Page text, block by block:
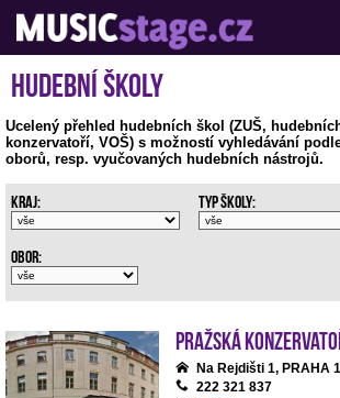
S muzikanty pro muzikanty
Hudební školy
Ucelený přehled hudebních škol (ZUŠ,
konzervatoří, VOŠ) s možností vyhledávání
oborů, resp. vyučovaných hudebních nástrojů.
Kraj: Typ školy:
Obor:
Pražská
Na Rejdišti 1, PRAHA 1
222 321 837